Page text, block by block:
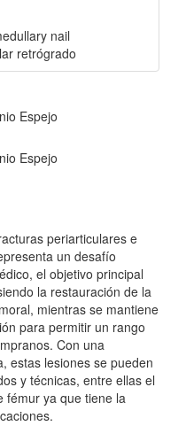
nail
retrógrado
Espejo
Espejo
periarticulares e
un desafío
el objetivo principal
la restauración de la
mientras se mantiene
para permitir un rango
Con una
estas lesiones se pueden
y técnicas, entre ellas el
fémur ya que tiene la